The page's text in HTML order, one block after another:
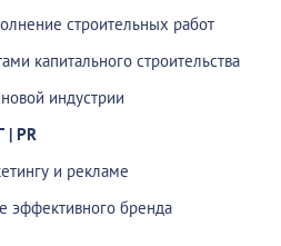
строительных работ
капитального строительства
индустрии
PR
и рекламе
эффективного бренда